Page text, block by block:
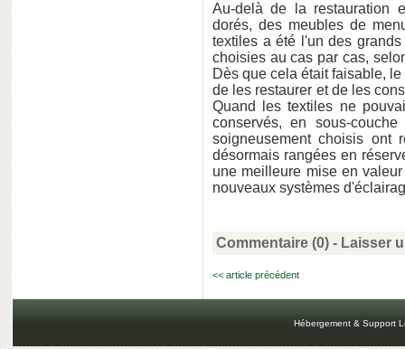
Au-delà de la restauration
dorés, des meubles de
textiles a été l'un des
choisies au cas par cas,
Dès que cela était faisable,
de les restaurer et de les
Quand les textiles ne
conservés, en sous-
soigneusement choisis ont
désormais rangées en
une meilleure mise en
nouveaux systèmes
Commentaire (0) - Laisser
<< article précédent
Hébergement & Support